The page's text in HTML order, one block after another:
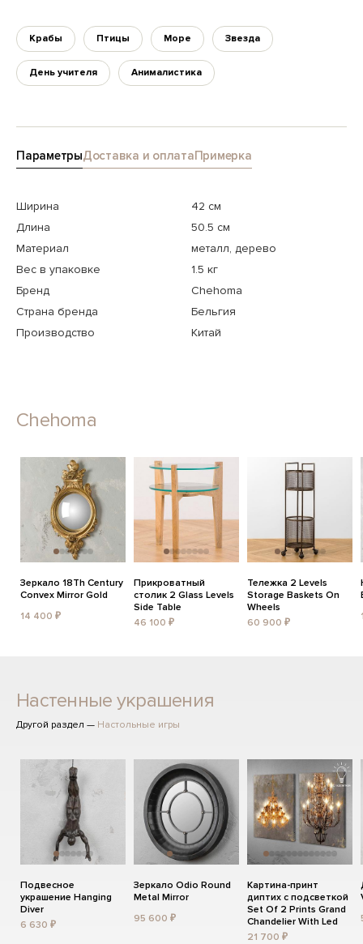
Крабы Птицы Море Звезда
День учителя Анималистика
ПараметрыДоставка и оплатаПримерка
Ширина
42 см
Длина
50.5 см
Материал
металл, дерево
Вес в упаковке
1.5 кг
Бренд
Chehoma
Страна бренда
Бельгия
Производство
Китай
Chehoma
Зеркало 18Th Century
Convex Mirror Gold
14 400 ₽
Прикроватный
столик 2 Glass Levels
Side Table
46 100 ₽
Тележка 2 Levels
Storage Baskets On
Wheels
60 900 ₽
Настенные украшения
Другой раздел — Настольные игры
Подвесное
украшение Hanging
Diver
6 630 ₽
Зеркало Odio Round
Metal Mirror
95 600 ₽
Картина-принт
диптих с подсветкой
Set Of 2 Prints Grand
Chandelier With Led
21 700 ₽